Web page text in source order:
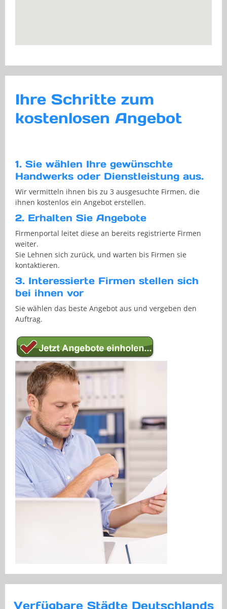
Ihre Schritte zum
kostenlosen Angebot
1. Sie wählen Ihre gewünschte
Handwerks oder Dienstleistung aus.
Wir vermitteln ihnen bis zu 3 ausgesuchte Firmen, die
ihnen kostenlos ein Angebot erstellen.
2. Erhalten Sie Angebote
Firmenportal leitet diese an bereits registrierte Firmen
weiter.
Sie Lehnen sich zurück, und warten bis Firmen sie
kontaktieren.
3. Interessierte Firmen stellen sich
bei ihnen vor
Sie wählen das beste Angebot aus und vergeben den
Auftrag.
Verfügbare Städte Deutschlands